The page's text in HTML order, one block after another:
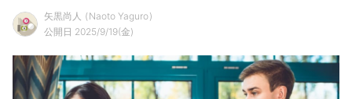
矢黒尚人
Naoto Yaguro
公開日 2025/9/19(金)